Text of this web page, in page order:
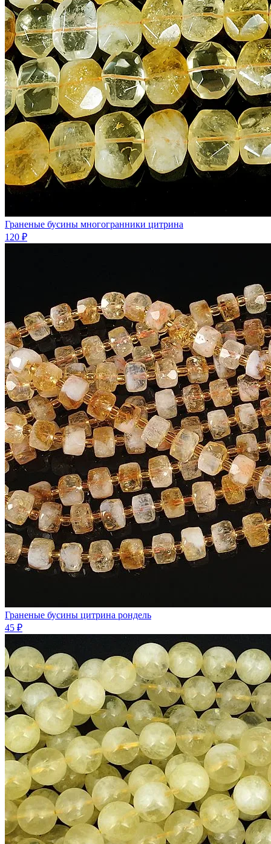
Граненые бусины многогранники цитрина
120 ₽
Граненые бусины цитрина рондель
45 ₽